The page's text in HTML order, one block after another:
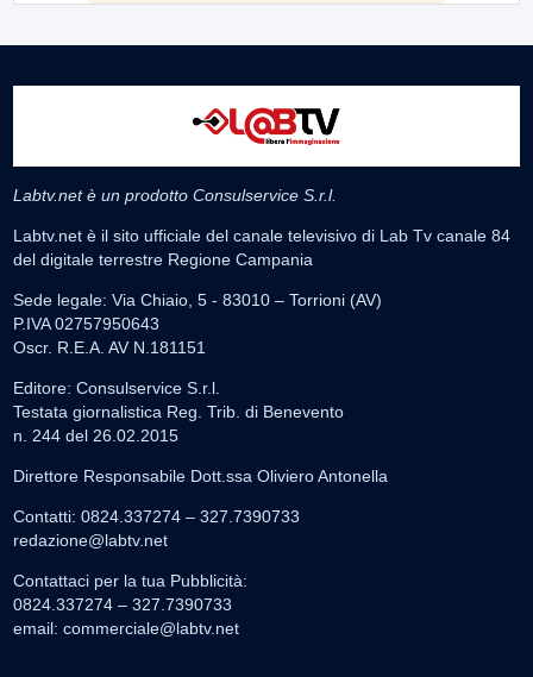
Labtv.net è un prodotto Consulservice S.r.l.
Labtv.net è il sito ufficiale del canale televisivo di Lab Tv canale 84
del digitale terrestre Regione Campania
Sede legale: Via Chiaio, 5 - 83010 – Torrioni (AV)
P.IVA 02757950643
Oscr. R.E.A. AV N.181151
Editore: Consulservice S.r.l.
Testata giornalistica Reg. Trib. di Benevento
n. 244 del 26.02.2015
Direttore Responsabile Dott.ssa Oliviero Antonella
Contatti: 0824.337274 – 327.7390733
redazione@labtv.net
Contattaci per la tua Pubblicità:
0824.337274 – 327.7390733
email: commerciale@labtv.net